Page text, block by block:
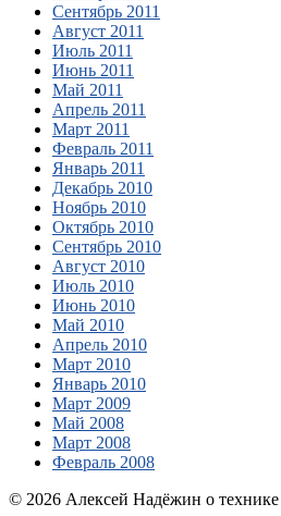
Сентябрь 2011
Август 2011
Июль 2011
Июнь 2011
Май 2011
Апрель 2011
Март 2011
Февраль 2011
Январь 2011
Декабрь 2010
Ноябрь 2010
Октябрь 2010
Сентябрь 2010
Август 2010
Июль 2010
Июнь 2010
Май 2010
Апрель 2010
Март 2010
Январь 2010
Март 2009
Май 2008
Март 2008
Февраль 2008
© 2026 Алексей Надёжин о технике